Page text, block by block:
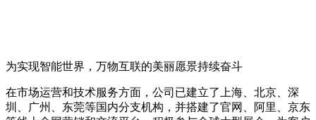
为实现智能世界，万物互联的美丽愿景持续奋斗
在市场运营和技术服务方面，公司已建立了上海、北京、深
圳、广州、东莞等国内分支机构，并搭建了官网、阿里、京东